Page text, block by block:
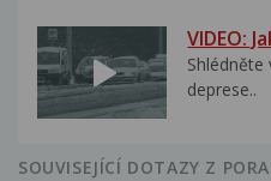
VIDEO:
deprese..
SOUVISEJÍCÍ DOTAZY Z